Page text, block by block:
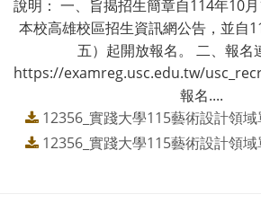
說明： 一、旨揭招生簡章自114年10
本校高雄校區招生資訊網公告，並自
五）起開放報名。 二、報名
https://examreg.usc.edu.tw/
報名....
12356_實踐大學115藝術設計領
12356_實踐大學115藝術設計領